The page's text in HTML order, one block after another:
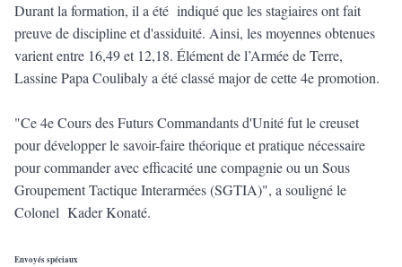
Durant la formation, il a été indiqué que les stagiaires ont fait
preuve de discipline et d'assiduité. Ainsi, les moyennes obtenues
varient entre 16,49 et 12,18. Élément de l’Armée de Terre,
Lassine Papa Coulibaly a été classé major de cette 4e promotion.
"Ce 4e Cours des Futurs Commandants d'Unité fut le creuset
pour développer le savoir-faire théorique et pratique nécessaire
pour commander avec efficacité une compagnie ou un Sous
Groupement Tactique Interarmées (SGTIA)", a souligné le
Colonel Kader Konaté.
Envoyés spéciaux